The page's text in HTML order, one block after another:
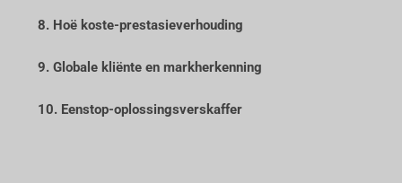
8. Hoë koste-prestasieverhouding
9. Globale kliënte en markherkenning
10. Eenstop-oplossingsverskaffer